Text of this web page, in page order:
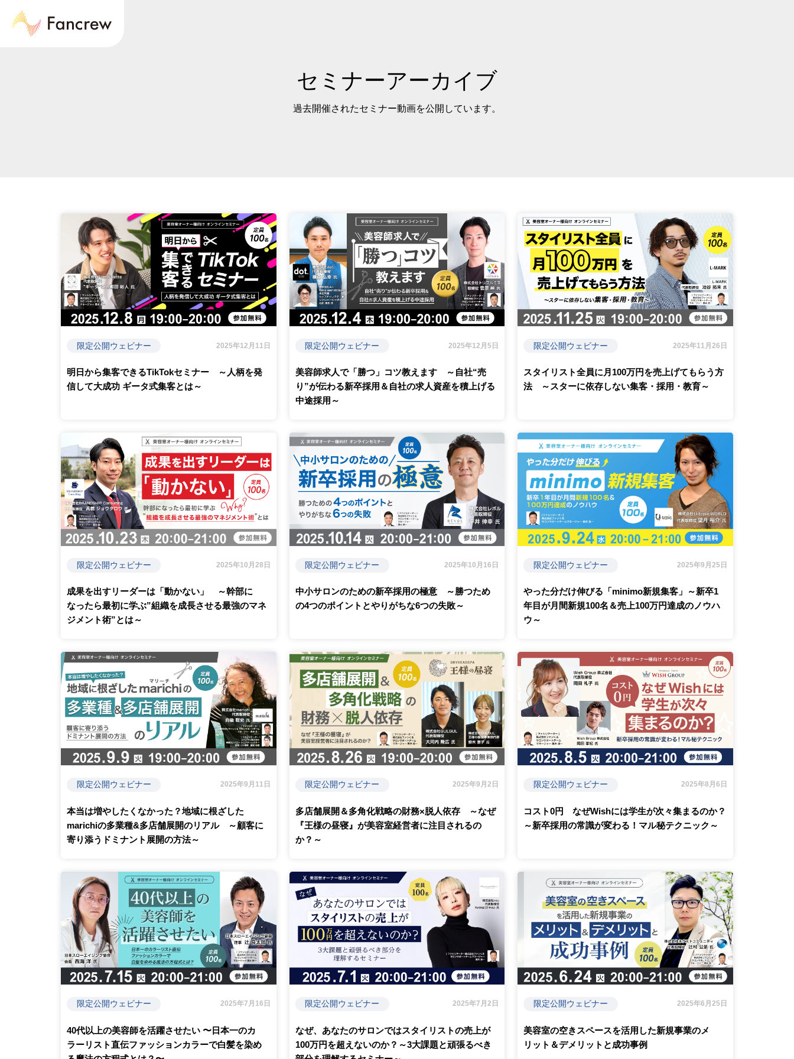
セミナーアーカイブ
過去開催されたセミナー動画を公開しています。
限定公開ウェビナー 2025年12月11日
明日から集客できるTikTokセミナー ～人柄を発
信して大成功 ギータ式集客とは～
限定公開ウェビナー 2025年12月5日
美容師求人で「勝つ」コツ教えます ～自社“売
り”が伝わる新卒採用＆自社の求人資産を積上げる
中途採用～
限定公開ウェビナー 2025年11月26日
スタイリスト全員に月100万円を売上げてもらう方
法 ～スターに依存しない集客・採用・教育～
限定公開ウェビナー 2025年10月28日
成果を出すリーダーは「動かない」 ～幹部に
なったら最初に学ぶ”組織を成長させる最強のマネ
ジメント術”とは～
限定公開ウェビナー 2025年10月16日
中小サロンのための新卒採用の極意 ～勝つため
の4つのポイントとやりがちな6つの失敗～
限定公開ウェビナー 2025年9月25日
やった分だけ伸びる「minimo新規集客」～新卒1
年目が月間新規100名＆売上100万円達成のノウハ
ウ～
限定公開ウェビナー 2025年9月11日
本当は増やしたくなかった？地域に根ざした
marichiの多業種&多店舗展開のリアル ～顧客に
寄り添うドミナント展開の方法～
限定公開ウェビナー 2025年9月2日
多店舗展開＆多角化戦略の財務×脱人依存 ～なぜ
『王様の昼寝』が美容室経営者に注目されるの
か？～
限定公開ウェビナー 2025年8月6日
コスト0円 なぜWishには学生が次々集まるのか？
～新卒採用の常識が変わる！マル秘テクニック～
限定公開ウェビナー 2025年7月16日
40代以上の美容師を活躍させたい 〜日本一のカ
ラーリスト直伝ファッションカラーで白髪を染め
限定公開ウェビナー 2025年7月2日
なぜ、あなたのサロンではスタイリストの売上が
100万円を超えないのか？～3大課題と頑張るべき
限定公開ウェビナー 2025年6月25日
美容室の空きスペースを活用した新規事業のメ
リット＆デメリットと成功事例